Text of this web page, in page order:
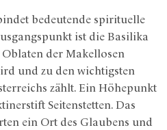
bedeutende spirituelle
ist die Basilika
der Makellosen
und zu den wichtigsten
zählt. Ein Höhepunkt
Seitenstetten. Das
ein Ort des Glaubens und